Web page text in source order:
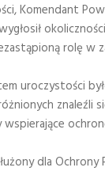
Komendant
rolę w
uroczystości
znaleźli
dla